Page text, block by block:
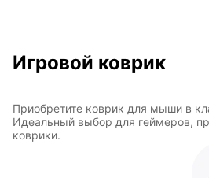
Игровой коврик
Приобретите коврик для мыши в
Идеальный выбор для геймеров,
коврики.